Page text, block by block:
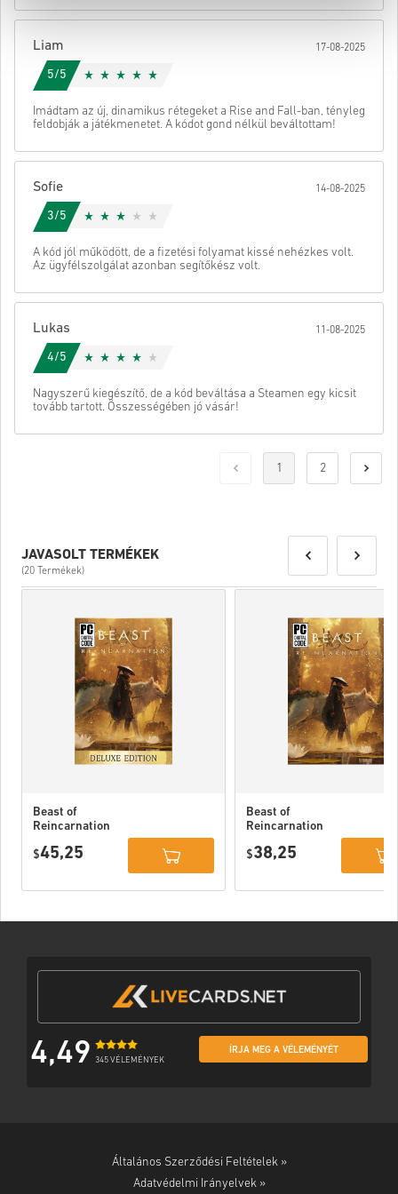
Ezután kapsz egy e-mailt egy biztonságos linkkel a kódod
Liam 17-08-2025
5/5
Imádtam az új, dinamikus rétegeket a Rise and Fall-ban, tényleg
feldobják a játékmenetet. A kódot gond nélkül beváltottam!
Sofie 14-08-2025
3/5
A kód jól működött, de a fizetési folyamat kissé nehézkes volt.
Az ügyfélszolgálat azonban segítőkész volt.
Lukas 11-08-2025
4/5
Nagyszerű kiegészítő, de a kód beváltása a Steamen egy kicsit
tovább tartott. Összességében jó vásár!
1 2
JAVASOLT TERMÉKEK
(20 Termékek)
Beast of
Reincarnation
PC (STEAM)
$45,25
Beast of
Reincarnation
$38,25
4,49 345 VÉLEMÉNYEK
ÍRJA MEG A VÉLEMÉNYÉT
Általános Szerződési Feltételek »
Adatvédelmi Irányelvek »